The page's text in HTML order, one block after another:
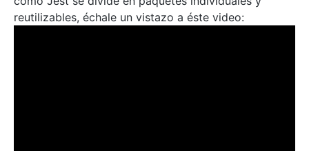
reutilizables, échale un vistazo a éste video: